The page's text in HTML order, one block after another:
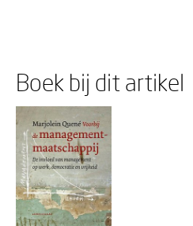
Boek bij dit artikel